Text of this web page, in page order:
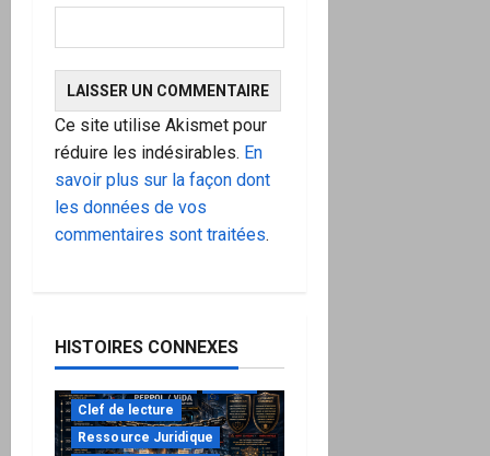
Ce site utilise Akismet pour
réduire les indésirables. En
savoir plus sur la façon dont
les données de vos
commentaires sont traitées.
HISTOIRES CONNEXES
Clef de lecture
Ressource Juridique